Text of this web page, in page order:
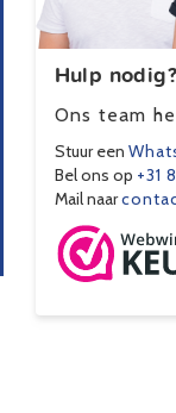
Hulp nodig?
Ons team
Stuur een
Bel ons op +31
Mail naar